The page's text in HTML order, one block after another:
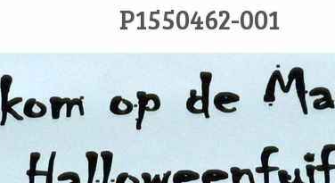
P1550462-001